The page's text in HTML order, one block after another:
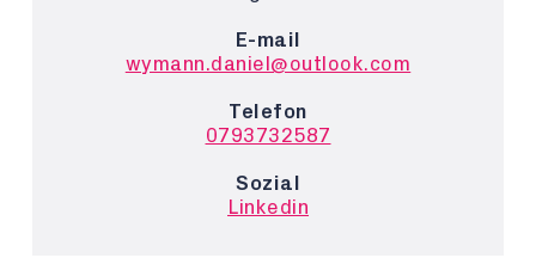
E-mail
wymann.daniel@outlook.com
Telefon
0793732587
Sozial
Linkedin